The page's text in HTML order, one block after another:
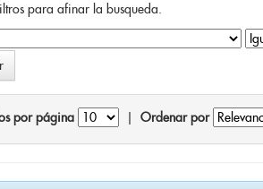
para afinar la busqueda.
por página Ordenar por